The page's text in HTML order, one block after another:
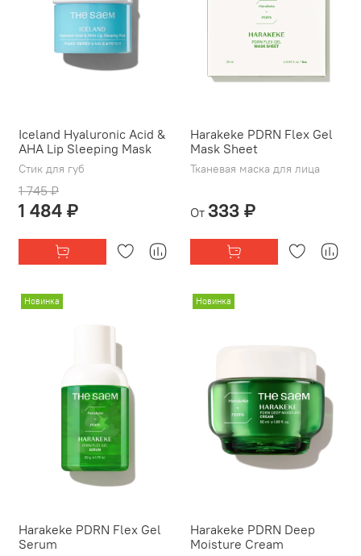
Iceland Hyaluronic Acid &
AHA Lip Sleeping Mask
Стик для губ
1 745 ₽
1 484 ₽
Harakeke PDRN Flex Gel
Mask Sheet
Тканевая маска для лица
От 333 ₽
Новинка
Harakeke PDRN Flex Gel
Serum
Новинка
Harakeke PDRN Deep
Moisture Cream